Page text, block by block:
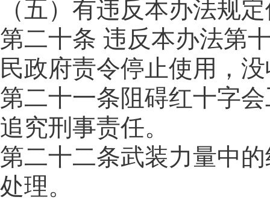
（五）有违反本办法规
第二十条 违反本办法第
民政府责令停止使用，
第二十一条阻碍红十字
追究刑事责任。
第二十二条武装力量中
处理。